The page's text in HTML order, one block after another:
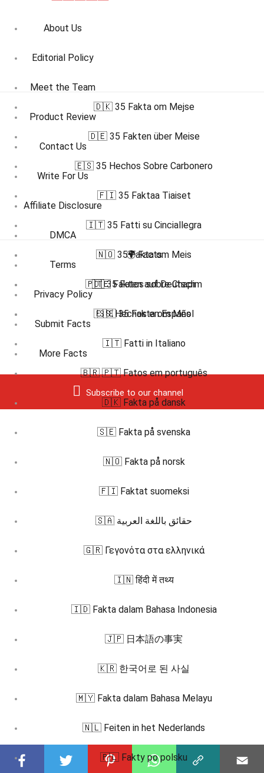
About Us
Editorial Policy
Meet the Team
Product Review
Contact Us
Write For Us
Affiliate Disclosure
DMCA
Terms
Privacy Policy
Submit Facts
More Facts
Subscribe to our channel
🇩🇰 35 Fakta om Mejse
🇩🇪 35 Fakten über Meise
🇪🇸 35 Hechos Sobre Carbonero
🇫🇮 35 Faktaa Tiaiset
🇮🇹 35 Fatti su Cinciallegra
🇳🇴 35 Fakta om Meis
🇵🇹 35 Fatos sobre Chapim
🇸🇪 35 Fakta om Mes
🌍 Facts
🇩🇪 Fakten auf Deutsch
🇪🇸 Hechos en Español
🇮🇹 Fatti in Italiano
🇧🇷 🇵🇹 Fatos em português
🇩🇰 Fakta på dansk
🇸🇪 Fakta på svenska
🇳🇴 Fakta på norsk
🇫🇮 Faktat suomeksi
🇸🇦 حقائق باللغة العربية
🇬🇷 Γεγονότα στα ελληνικά
🇮🇳 हिंदी में तथ्य
🇮🇩 Fakta dalam Bahasa Indonesia
🇯🇵 日本語の事実
🇰🇷 한국어로 된 사실
🇲🇾 Fakta dalam Bahasa Melayu
🇳🇱 Feiten in het Nederlands
🇵🇱 Fakty po polsku